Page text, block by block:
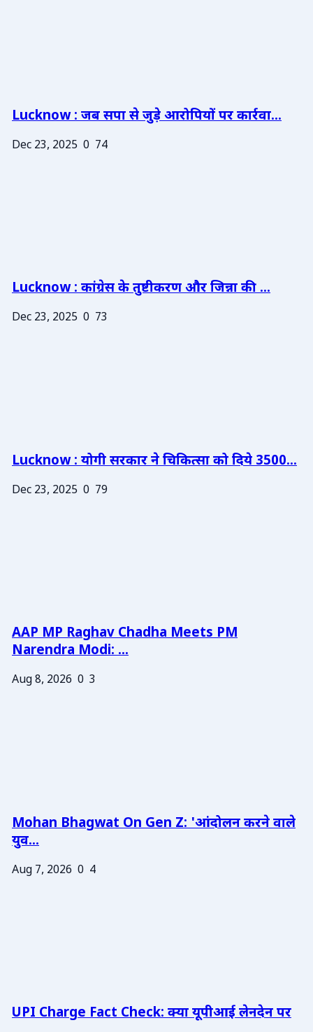
Lucknow : जब सपा से जुड़े आरोपियों पर कार्रवा...
Dec 23, 2025 0 74
Lucknow : कांग्रेस के तुष्टीकरण और जिन्ना की ...
Dec 23, 2025 0 73
Lucknow : योगी सरकार ने चिकित्सा को दिये 3500...
Dec 23, 2025 0 79
AAP MP Raghav Chadha Meets PM
Narendra Modi: ...
Aug 8, 2026 0 3
Mohan Bhagwat On Gen Z: 'आंदोलन करने वाले
युव...
Aug 7, 2026 0 4
UPI Charge Fact Check: क्या यूपीआई लेनदेन पर